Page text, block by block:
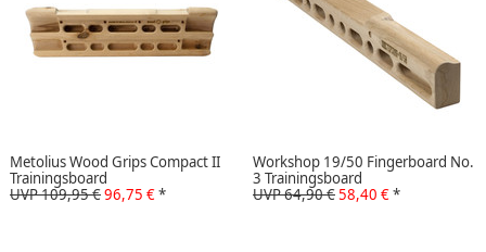
Metolius Wood Grips Compact II
Trainingsboard
UVP 109,95 €96,75 €*
Workshop 19/50 Fingerboard No.
3 Trainingsboard
UVP 64,90 €58,40 €*